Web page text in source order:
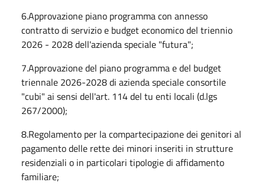
6.Approvazione piano programma con annesso
contratto di servizio e budget economico del triennio
2026 - 2028 dell'azienda speciale "futura";
7.Approvazione del piano programma e del budget
triennale 2026-2028 di azienda speciale consortile
"cubi" ai sensi dell'art. 114 del tu enti locali (d.lgs
267/2000);
8.Regolamento per la compartecipazione dei genitori al
pagamento delle rette dei minori inseriti in strutture
residenziali o in particolari tipologie di affidamento
familiare;